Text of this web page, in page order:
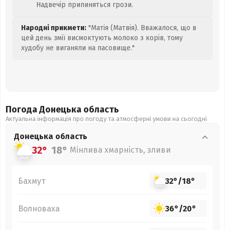
Надвечір припиняться грози.
Народні прикмети: "Матія (Матвія). Вважалося, що в
цей день змії висмоктують молоко з корів, тому
худобу не виганяли на пасовище."
Погода Донецька область
Актуальна інформація про погоду та атмосферні умови на сьогодні
Донецька область
32° 18° Мінлива хмарність, зливи
Бахмут 32°/18°
Волноваха 36°/20°